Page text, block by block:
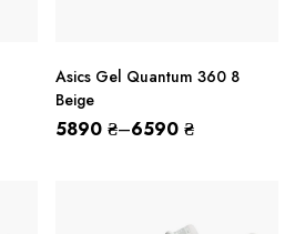
Asics Gel Quantum 360 8
Beige
5890 ₴–6590 ₴